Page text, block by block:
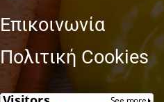
Επικοινωνία
Πολιτική Cookies